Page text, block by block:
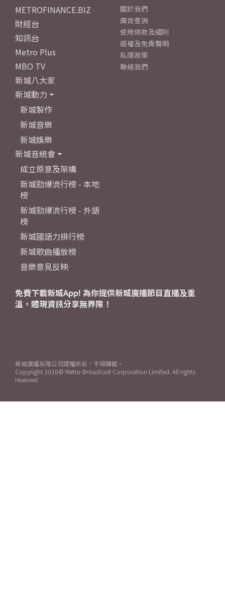
METROFINANCE.BIZ
財經台
知訊台
Metro Plus
MBO TV
新城八大家
新城動力
新城製作
新城音樂
新城娛樂
新城音統會
成立原意及架構
新城勁爆流行榜 - 本地
榜
新城勁爆流行榜 - 外語
榜
新城國語力排行榜
新城歌曲播放榜
音樂意見反映
關於我們
廣告查詢
使用條款及細則
版權及免責聲明
私隱政策
聯絡我們
免費下載新城App! 為你提供新城廣播節目直播及重
溫，體現資訊分享無界限！
新城廣播有限公司版權所有，不得轉載。
Copyright 2026© Metro Broadcast Corporation Limited. All rights
reserved.